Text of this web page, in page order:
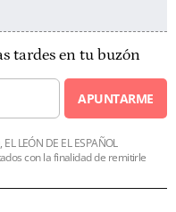
tardes en tu buzón
APUNTARME
LEÓN DE EL ESPAÑOL
con la finalidad de remitirle